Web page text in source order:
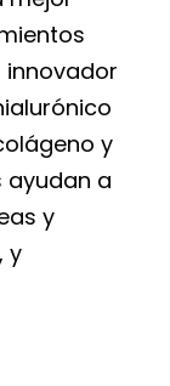
y
ayudan a
y
y